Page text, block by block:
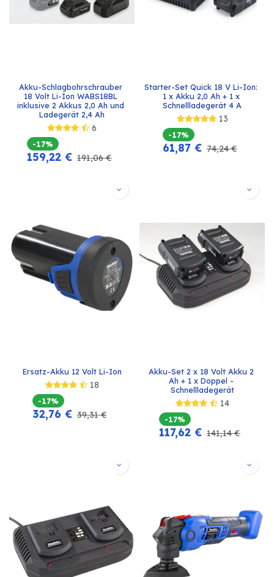
Akku-Schlagbohrschrauber
18 Volt Li-Ion WABS18BL
inklusive 2 Akkus 2,0 Ah und
Ladegerät 2,4 Ah
6
-17%
159,22 € 191,06€
Starter-Set Quick 18 V Li-Ion:
1 x Akku 2,0 Ah + 1 x
Schnellladegerät 4 A
13
-17%
61,87€ 74,24€
Ersatz-Akku 12 Volt Li-Ion
18
-17%
32,76 € 39,31€
Akku-Set 2 x 18 Volt Akku 2
Ah + 1 x Doppel -
Schnellladegerät
14
-17%
117,62 € 141,14€